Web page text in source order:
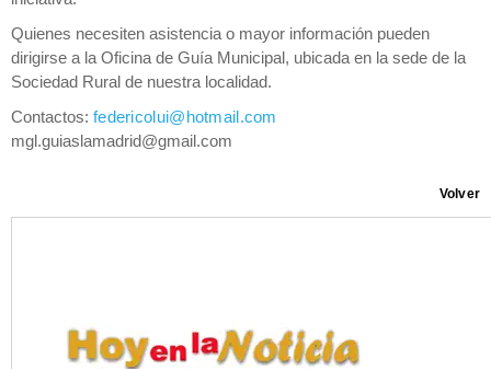
Quienes necesiten asistencia o mayor información pueden
dirigirse a la Oficina de Guía Municipal, ubicada en la sede de la
Sociedad Rural de nuestra localidad.
Contactos: federicolui@hotmail.com
mgl.guiaslamadrid@gmail.com
Volver